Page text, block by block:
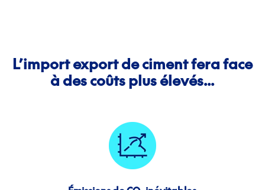
L’import export de ciment fera face
à des coûts plus élevés...